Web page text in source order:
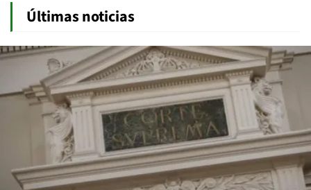
Últimas noticias